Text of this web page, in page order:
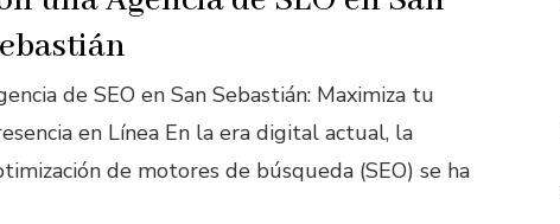
de SEO en San Sebastián: Maximiza tu
en Línea En la era digital actual, la
de motores de búsqueda (SEO) se ha